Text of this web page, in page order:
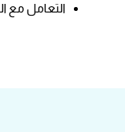
التعامل مع